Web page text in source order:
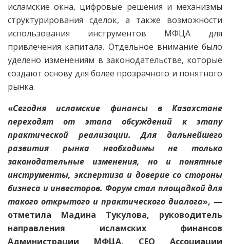
исламские окна, цифровые решения и механизмы
структурирования сделок, а также возможности
использования инструментов МФЦА для
привлечения капитала. Отдельное внимание было
уделено изменениям в законодательстве, которые
создают основу для более прозрачного и понятного
рынка.
«Сегодня исламские финансы в Казахстане
переходят от этапа обсуждений к этапу
практической реализации. Для дальнейшего
развития рынка необходимы не только
законодательные изменения, но и понятные
инструменты, экспертиза и доверие со стороны
бизнеса и инвесторов. Форум стал площадкой для
такого открытого и практического диалога», —
отметила Мадина Тукулова, руководитель
направления исламских финансов
Администрации МФЦА, CEO Ассоциации